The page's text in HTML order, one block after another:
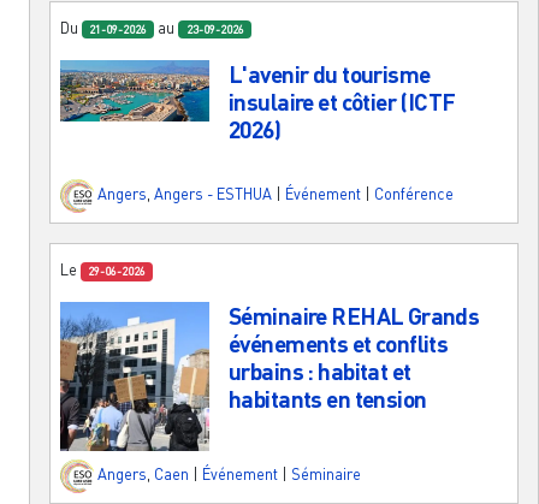
Du 21-09-2026 au 23-09-2026
L'avenir du tourisme
insulaire et côtier (ICTF
2026)
Angers, Angers - ESTHUA Événement Conférence
Le 29-06-2026
Séminaire REHAL Grands
événements et conflits
urbains : habitat et
habitants en tension
Angers Caen Événement Séminaire